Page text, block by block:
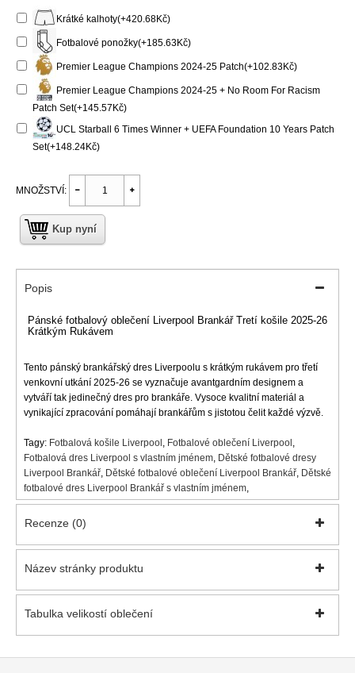
Krátké kalhoty(+420.68Kč)
Fotbalové ponožky(+185.63Kč)
Premier League Champions 2024-25 Patch(+102.83Kč)
Premier League Champions 2024-25 + No Room For Racism
Patch Set(+145.57Kč)
UCL Starball 6 Times Winner + UEFA Foundation 10 Years Patch
Set(+148.24Kč)
MNOŽSTVÍ:
Kup nyní
Popis
Pánské fotbalový oblečení Liverpool Brankář Tretí košile 2025-26
Krátkým Rukávem
Tento pánský brankářský dres Liverpoolu s krátkým rukávem pro třetí
venkovní utkání 2025-26 se vyznačuje avantgardním designem a
vytváří tak jedinečný dres pro brankáře. Vysoce kvalitní materiál a
vynikající zpracování pomáhají brankářům s jistotou čelit každé výzvě.
Tagy: Fotbalová košile Liverpool Fotbalové oblečení Liverpool
Fotbalová dres Liverpool s vlastním jménem Dětské fotbalové dresy
Liverpool Brankář Dětské fotbalové oblečení Liverpool Brankář Dětské
fotbalové dres Liverpool Brankář s vlastním jménem
Recenze (0)
Název stránky produktu
Tabulka velikostí oblečení